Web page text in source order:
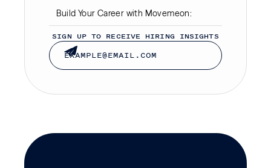
Build Your Career with Movemeon:‍
SIGN UP TO RECEIVE HIRING INSIGHTS